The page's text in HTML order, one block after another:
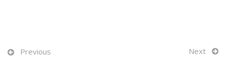
Previous Next